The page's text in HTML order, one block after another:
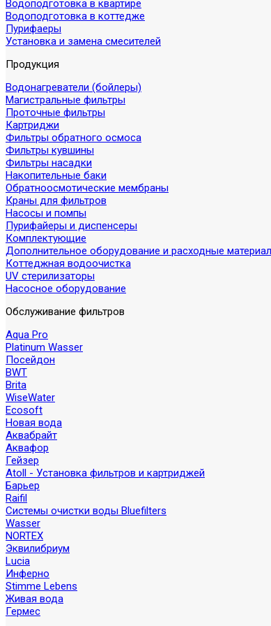
Водоподготовка в квартире
Водоподготовка в коттедже
Пурифаеры
Установка и замена смесителей
Продукция
Водонагреватели (бойлеры)
Магистральные фильтры
Проточные фильтры
Картриджи
Фильтры обратного осмоса
Фильтры кувшины
Фильтры насадки
Накопительные баки
Обратноосмотические мембраны
Краны для фильтров
Насосы и помпы
Пурифайеры и диспенсеры
Комплектующие
Дополнительное оборудование и расходные
Коттеджная водоочистка
UV стерилизаторы
Насосное оборудование
Обслуживание фильтров
Aqua Pro
Platinum Wasser
Посейдон
BWT
Brita
WiseWater
Ecosoft
Новая вода
Аквабрайт
Аквафор
Гейзер
Atoll - Установка фильтров и картриджей
Барьер
Raifil
Системы очистки воды Bluefilters
Wasser
NORTEX
Эквилибриум
Lucia
Инферно
Stimme Lebens
Живая вода
Гермес